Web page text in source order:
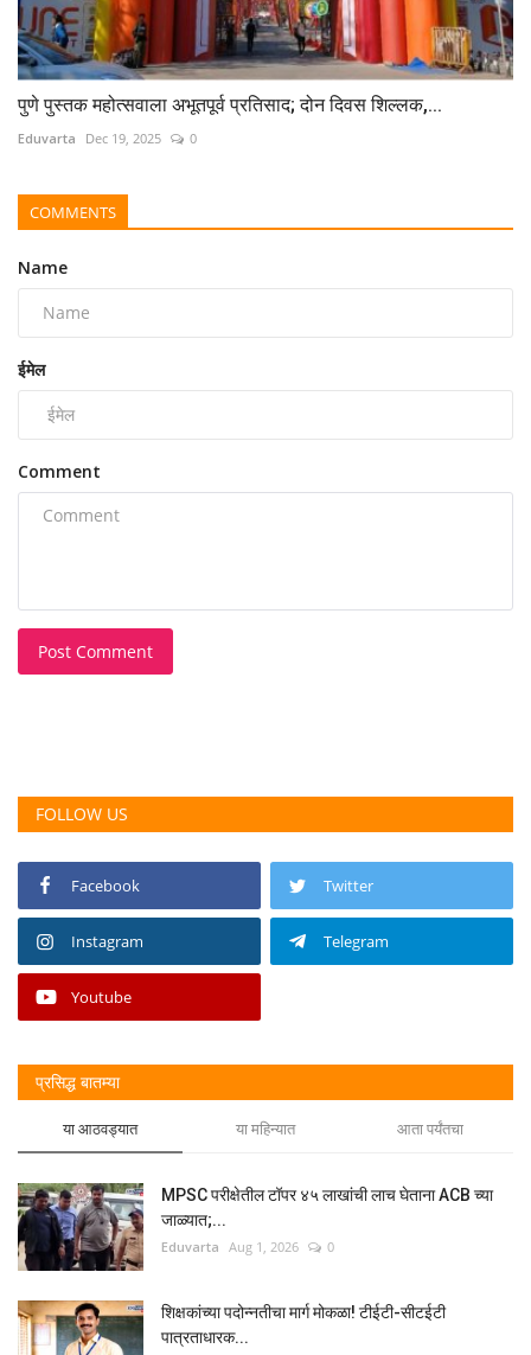
पुणे पुस्तक महोत्सवाला अभूतपूर्व प्रतिसाद; दोन दिवस शिल्लक,...
Eduvarta Dec 19, 2025 0
COMMENTS
Name
ईमेल
Comment
Post Comment
FOLLOW US
Facebook Twitter
Instagram Telegram
Youtube
प्रसिद्ध बातम्या
या आठवड्यात या महिन्यात आता पर्यंतचा
MPSC परीक्षेतील टॉपर ४५ लाखांची लाच घेताना ACB च्या
जाळ्यात;...
Eduvarta Aug 1, 2026 0
शिक्षकांच्या पदोन्नतीचा मार्ग मोकळा! टीईटी-सीटईटी
पात्रताधारक...